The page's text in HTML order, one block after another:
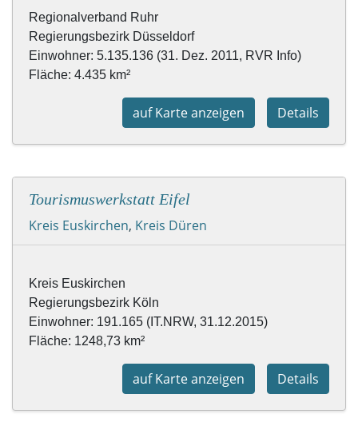
Fläche: 4.435 km²
Details
auf Karte anzeigen
Tourismuswerkstatt Eifel
Kreis Euskirchen, Kreis Düren
Kreis Euskirchen
Regierungsbezirk Köln
Einwohner: 191.165 (IT.NRW, 31.12.2015)
Fläche: 1248,73 km²
Details
auf Karte anzeigen